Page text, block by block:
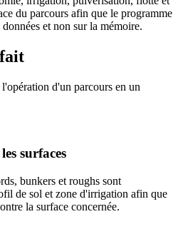
du parcours afin que le programme
et non sur la mémoire.
d'un parcours en un
surfaces
bunkers et roughs sont
de sol et zone d'irrigation afin que
la surface concernée.